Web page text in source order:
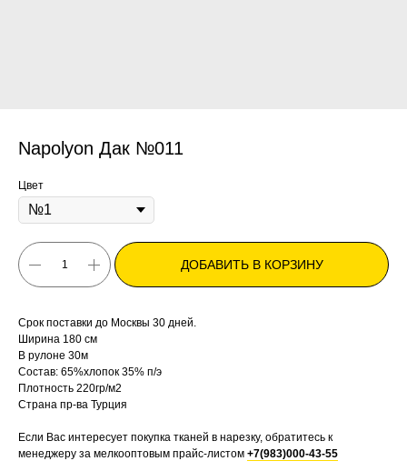
Napolyon Дак №011
Цвет
ДОБАВИТЬ В КОРЗИНУ
Срок поставки до Москвы 30 дней.
Ширина 180 см
В рулоне 30м
Состав: 65%хлопок 35% п/э
Плотность 220гр/м2⠀
Страна пр-ва Турция
Если Вас интересует покупка тканей в нарезку, обратитесь к
менеджеру за мелкооптовым прайс-листом +7(983)000-43-55